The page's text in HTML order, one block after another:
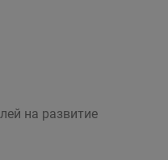
на развитие